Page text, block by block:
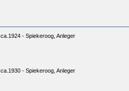
ca.1924 - Spiekeroog, Anleger
ca.1930 - Spiekeroog, Anleger